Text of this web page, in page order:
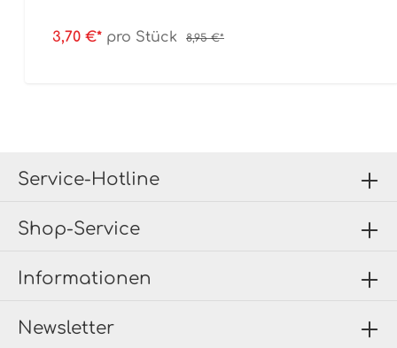
3,70 €* pro Stück 8,95 €*
Newsletter
Service-Hotline
Shop-Service
Informationen